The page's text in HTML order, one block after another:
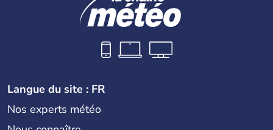
Langue du site : FR
Nos experts météo